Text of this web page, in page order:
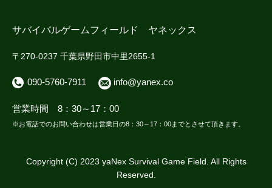
サバイバルゲームフィールド ヤネックス
〒270-0237 千葉県野田市中里2655-1
090-5760-7911 info@yanex.co
営業時間 8：30～17：00
※お電話でのお問い合わせは営業日の8：30～17：00までとさせて頂きます。
Copyright (C) 2023 yaNex Survival Game Field. All Rights
Reserved.